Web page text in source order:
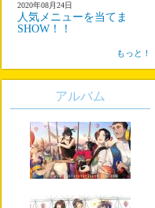
2020年08月24日
人気メニューを当てま
SHOW！！
もっと！
アルバム